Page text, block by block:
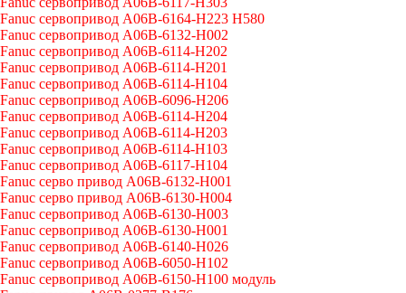
Fanuc сервопривод A06B-6164-H223 H580
Fanuc сервопривод A06B-6132-H002
Fanuc сервопривод A06B-6114-H202
Fanuc сервопривод A06B-6114-H201
Fanuc сервопривод A06B-6114-H104
Fanuc сервопривод A06B-6096-H206
Fanuc сервопривод A06B-6114-H204
Fanuc сервопривод A06B-6114-H203
Fanuc сервопривод A06B-6114-H103
Fanuc сервопривод A06B-6117-H104
Fanuc серво привод A06B-6132-H001
Fanuc серво привод A06B-6130-H004
Fanuc сервопривод A06B-6130-H003
Fanuc сервопривод A06B-6130-H001
Fanuc сервопривод A06B-6140-H026
Fanuc сервопривод A06B-6050-H102
Fanuc сервопривод A06B-6150-H100 модуль